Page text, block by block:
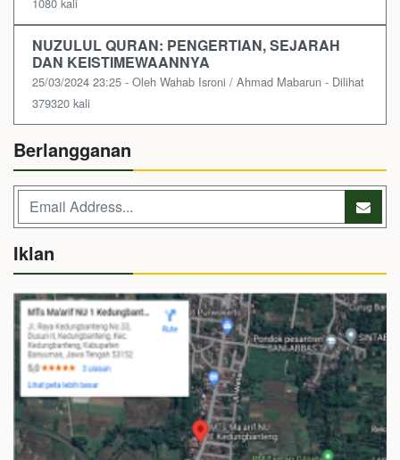
NUZULUL QURAN: PENGERTIAN, SEJARAH
DAN KEISTIMEWAANNYA
25/03/2024 23:25 - Oleh Wahab Isroni / Ahmad Mabarun - Dilihat
379320 kali
Berlangganan
Iklan